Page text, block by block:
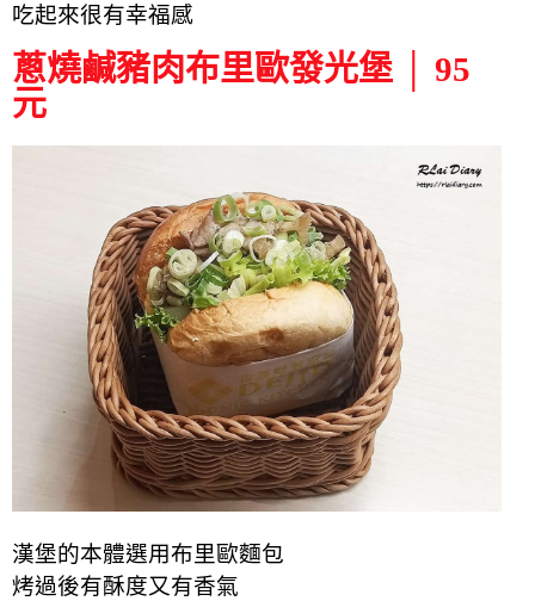
吃起來很有幸福感
蔥燒鹹豬肉布里歐發光堡 │ 95
元
漢堡的本體選用布里歐麵包
烤過後有酥度又有香氣